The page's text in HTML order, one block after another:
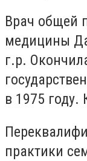
Врач общей
медицины
г.р.
в 1975 году.
практики